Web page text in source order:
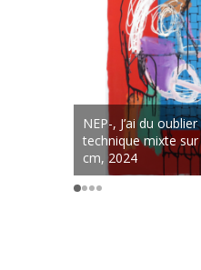
NEP-, J’ai du
technique mixte
cm, 2024